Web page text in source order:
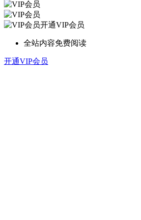
开通VIP会员
全站内容免费阅读
开通VIP会员